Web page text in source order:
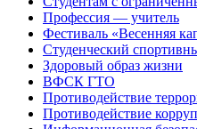
Профессия — учитель
Фестиваль «Весенняя
Студенческий
Здоровый образ жизни
ВФСК ГТО
Противодействие
Противодействие